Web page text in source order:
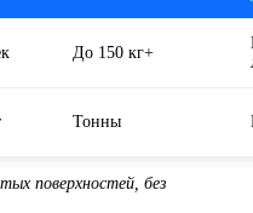
До 150 кг+
Тонны
поверхностей, без